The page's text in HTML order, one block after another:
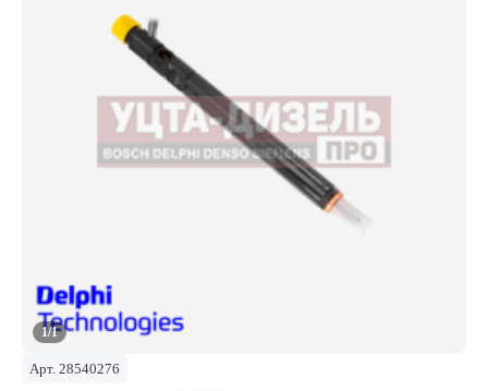
1/1
Арт. 28540276